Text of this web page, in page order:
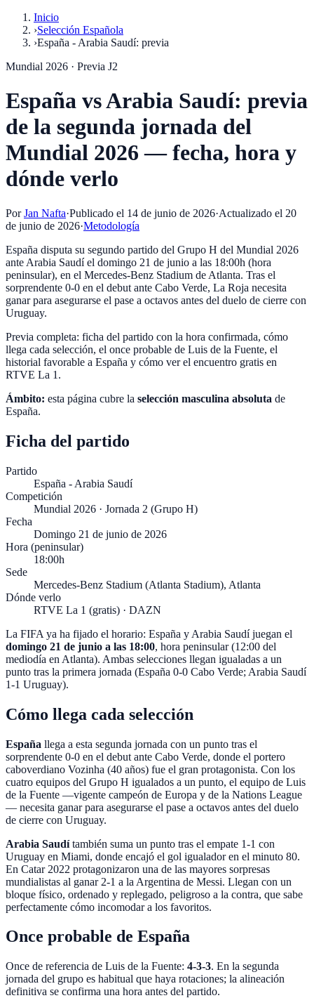
Inicio
›Selección Española
›España - Arabia Saudí: previa
Mundial 2026 · Previa J2
España vs Arabia Saudí: previa
de la segunda jornada del
Mundial 2026 — fecha, hora y
dónde verlo
Por Jan Nafta·Publicado el 14 de junio de 2026·Actualizado el 20
de junio de 2026·Metodología
España disputa su segundo partido del Grupo H del Mundial 2026
ante Arabia Saudí el domingo 21 de junio a las 18:00h (hora
peninsular), en el Mercedes-Benz Stadium de Atlanta. Tras el
sorprendente 0-0 en el debut ante Cabo Verde, La Roja necesita
ganar para asegurarse el pase a octavos antes del duelo de cierre con
Uruguay.
Previa completa: ficha del partido con la hora confirmada, cómo
llega cada selección, el once probable de Luis de la Fuente, el
historial favorable a España y cómo ver el encuentro gratis en
RTVE La 1.
Ámbito: esta página cubre la selección masculina absoluta de
España.
Ficha del partido
Partido
España - Arabia Saudí
Competición
Mundial 2026 · Jornada 2 (Grupo H)
Fecha
Domingo 21 de junio de 2026
Hora (peninsular)
18:00h
Sede
Mercedes-Benz Stadium (Atlanta Stadium), Atlanta
Dónde verlo
RTVE La 1 (gratis) · DAZN
La FIFA ya ha fijado el horario: España y Arabia Saudí juegan el
domingo 21 de junio a las 18:00, hora peninsular (12:00 del
mediodía en Atlanta). Ambas selecciones llegan igualadas a un
punto tras la primera jornada (España 0-0 Cabo Verde; Arabia Saudí
1-1 Uruguay).
Cómo llega cada selección
España llega a esta segunda jornada con un punto tras el
sorprendente 0-0 en el debut ante Cabo Verde, donde el portero
caboverdiano Vozinha (40 años) fue el gran protagonista. Con los
cuatro equipos del Grupo H igualados a un punto, el equipo de Luis
de la Fuente —vigente campeón de Europa y de la Nations League
— necesita ganar para asegurarse el pase a octavos antes del duelo
de cierre con Uruguay.
Arabia Saudítambién suma un punto tras el empate 1-1 con
Uruguay en Miami, donde encajó el gol igualador en el minuto 80.
En Catar 2022 protagonizaron una de las mayores sorpresas
mundialistas al ganar 2-1 a la Argentina de Messi. Llegan con un
bloque físico, ordenado y replegado, peligroso a la contra, que sabe
perfectamente cómo incomodar a los favoritos.
Once probable de España
Once de referencia de Luis de la Fuente: 4-3-3. En la segunda
jornada del grupo es habitual que haya rotaciones; la alineación
definitiva se confirma una hora antes del partido.